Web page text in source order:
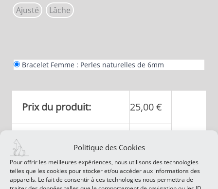
Politique des Cookies
Pour offrir les meilleures expériences, nous utilisons des technologies
telles que les cookies pour stocker et/ou accéder aux informations des
appareils. Le fait de consentir à ces technologies nous permettra de
Ajusté Lâche
Bracelet Femme : Perles naturelles de 6mm
Prix du produit: 25,00€
Total de la commande: